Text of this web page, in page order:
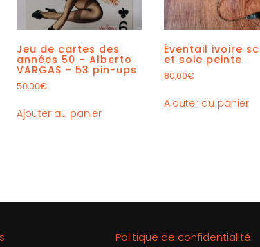
Jeu de cartes des
années 50 – Alberto
VARGAS – 53 pin-ups
50,00€
Ajouter au panier
Éventail ivoire
et soie peinte
80,00€
Ajouter au panier
Politique de confidentialité